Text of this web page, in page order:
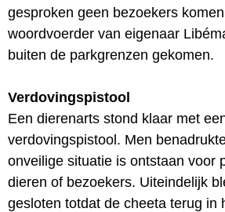
gesproken geen bezoekers
woordvoerder van eigenaar
buiten de parkgrenzen gekomen.
Verdovingspistool
Een dierenarts stond klaar met
verdovingspistool. Men
onveilige situatie is ontstaan voor
dieren of bezoekers. Uiteindelijk
gesloten totdat de cheeta terug in